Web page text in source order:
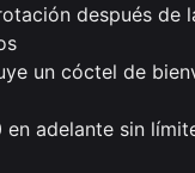
después de
un cóctel de
en adelante sin